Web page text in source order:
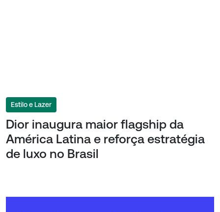
Estilo e Lazer
Dior inaugura maior flagship da
América Latina e reforça estratégia
de luxo no Brasil